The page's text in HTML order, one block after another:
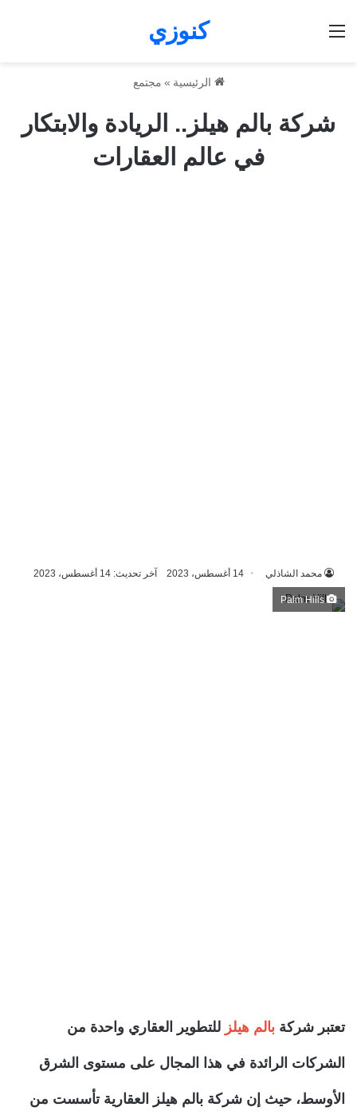
كنوزي
الرئيسية » مجتمع
شركة بالم هيلز.. الريادة والابتكار
في عالم العقارات
محمد الشاذلي 14 أغسطس، 2023 آخر تحديث: 14 أغسطس، 2023
تعتبر شركة بالم هيلز للتطوير العقاري واحدة من
الشركات الرائدة في هذا المجال على مستوى الشرق
الأوسط، حيث إن شركة بالم هيلز العقارية تأسست من